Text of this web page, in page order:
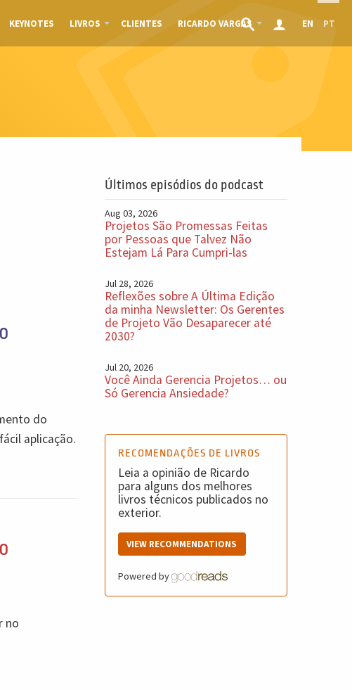
KEYNOTES LIVROS CLIENTES RICARDO VARGAS EN PT
do
aplicação.
no
Últimos episódios do podcast
Aug 03, 2026
Projetos São Promessas Feitas
por Pessoas que Talvez Não
Estejam Lá Para Cumpri-las
Jul 28, 2026
Reflexões sobre A Última Edição
da minha Newsletter: Os Gerentes
de Projeto Vão Desaparecer até
2030?
Jul 20, 2026
Você Ainda Gerencia Projetos… ou
Só Gerencia Ansiedade?
RECOMENDAÇÕES DE LIVROS
Leia a opinião de Ricardo
para alguns dos melhores
livros técnicos publicados no
exterior.
VIEW RECOMMENDATIONS
Powered by